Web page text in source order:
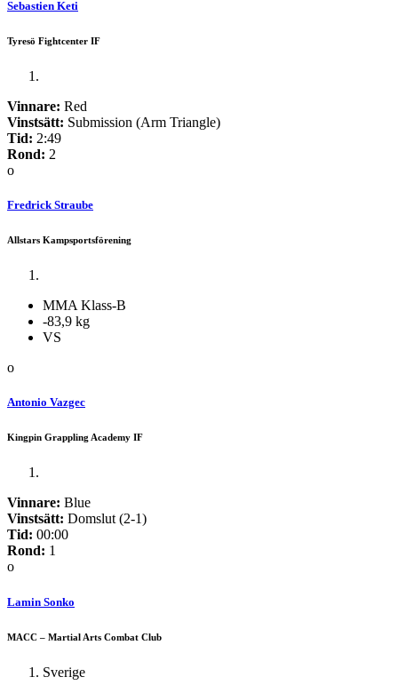
Sebastien Keti
Tyresö Fightcenter IF
Vinnare: Red
Vinstsätt: Submission (Arm Triangle)
Tid: 2:49
Rond: 2
o
Fredrick Straube
Allstars Kampsportsförening
MMA Klass-B
-83,9 kg
VS
o
Antonio Vazgec
Kingpin Grappling Academy IF
Vinnare: Blue
Vinstsätt: Domslut (2-1)
Tid: 00:00
Rond: 1
o
Lamin Sonko
MACC – Martial Arts Combat Club
Sverige